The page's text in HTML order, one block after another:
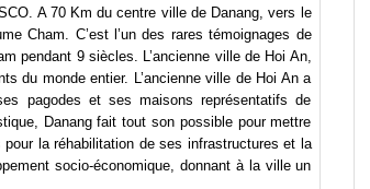
A 70 Km du centre ville de Danang, vers le
Cham. C’est l’un des rares témoignages de
pendant 9 siècles. L’ancienne ville de Hoi An,
du monde entier. L’ancienne ville de Hoi An a
pagodes et ses maisons représentatifs de
Danang fait tout son possible pour mettre
la réhabilitation de ses infrastructures et la
socio-économique, donnant à la ville un